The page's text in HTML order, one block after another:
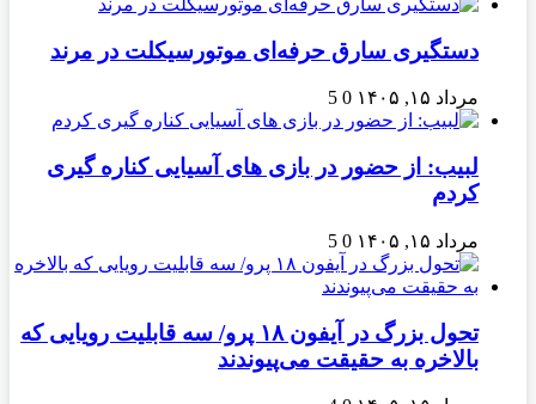
دستگیری سارق حرفه‌ای موتورسیکلت در مرند
مرداد ۱۵, ۱۴۰۵ 0
5
لبیب: از حضور در بازی های آسیایی کناره گیری
کردم
مرداد ۱۵, ۱۴۰۵ 0
5
تحول بزرگ در آیفون ۱۸ پرو/ سه قابلیت رویایی که
بالاخره به حقیقت می‌پیوندند